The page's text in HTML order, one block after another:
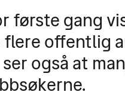
første gang
offentlig
ser også at